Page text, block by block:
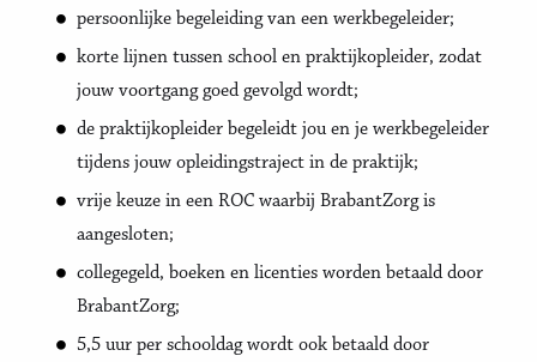
persoonlijke begeleiding van een werkbegeleider;
korte lijnen tussen school en praktijkopleider, zodat
jouw voortgang goed gevolgd wordt;
de praktijkopleider begeleidt jou en je werkbegeleider
tijdens jouw opleidingstraject in de praktijk;
vrije keuze in een ROC waarbij BrabantZorg is
aangesloten;
collegegeld, boeken en licenties worden betaald door
BrabantZorg;
5,5 uur per schooldag wordt ook betaald door